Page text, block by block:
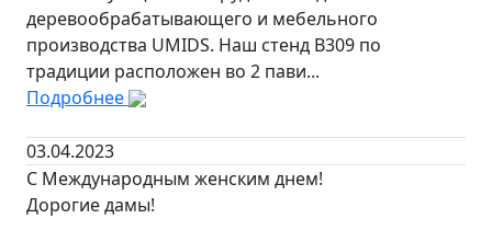
деревообрабатывающего и мебельного
производства UMIDS. Наш стенд B309 по
традиции расположен во 2 пави...
Подробнее
03.04.2023
С Международным женским днем!
Дорогие дамы!